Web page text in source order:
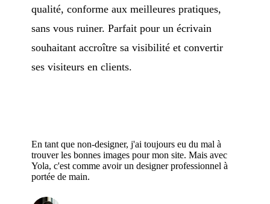
qualité, conforme aux meilleures pratiques,
sans vous ruiner. Parfait pour un écrivain
souhaitant accroître sa visibilité et convertir
ses visiteurs en clients.
En tant que non-designer, j'ai toujours eu du mal à
trouver les bonnes images pour mon site. Mais avec
Yola, c'est comme avoir un designer professionnel à
portée de main.